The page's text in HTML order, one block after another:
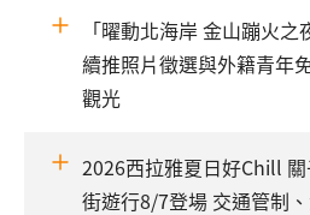
「曜動北海岸 金山蹦火
續推照片徵選與外籍青年
觀光
2026西拉雅夏日好Chill
街遊行8/7登場 交通管制